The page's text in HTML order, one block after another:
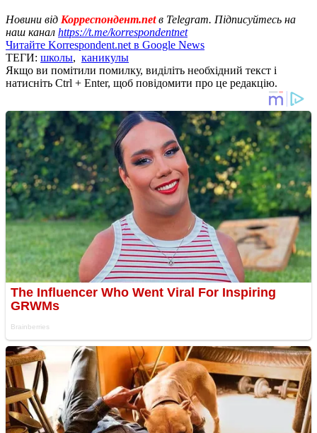
Новини від Корреспондент.netв Telegram. Підписуйтесь на
наш канал https://t.me/korrespondentnet
Читайте Korrespondent.net в Google News
ТЕГИ: школы, каникулы
Якщо ви помітили помилку, виділіть необхідний текст і
натисніть Ctrl + Enter, щоб повідомити про це редакцію.